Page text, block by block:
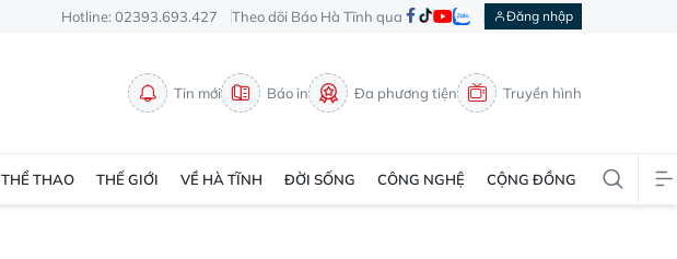
Hotline: 02393.693.427 Theo dõi Báo Hà Tĩnh qua Đăng nhập
Tin mới Báo in Đa phương tiện Truyền hình
THỂ THAO THẾ GIỚI VỀ HÀ TĨNH ĐỜI SỐNG CÔNG NGHỆ CỘNG ĐỒNG